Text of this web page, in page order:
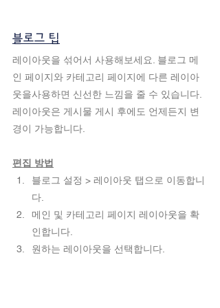
블로그 팁
레이아웃을 섞어서 사용해보세요. 블로그 메
인 페이지와 카테고리 페이지에 다른 레이아
웃을사용하면 신선한 느낌을 줄 수 있습니다.
레이아웃은 게시물 게시 후에도 언제든지 변
경이 가능합니다.
편집 방법
블로그 설정 > 레이아웃 탭으로 이동합니
다.
메인 및 카테고리 페이지 레이아웃을 확
인합니다.
원하는 레이아웃을 선택합니다.